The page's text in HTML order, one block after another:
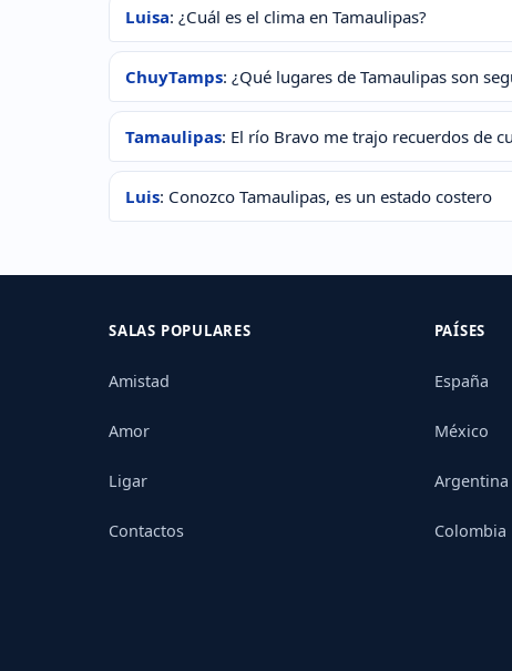
Luisa: ¿Cuál es el clima en Tamaulipas?
ChuyTamps: ¿Qué lugares de Tamaulipas son
Tamaulipas: El río Bravo me trajo recuerdos de
Luis: Conozco Tamaulipas, es un estado costero
SALAS POPULARES
Amistad
Amor
Ligar
Contactos
PAÍSES
España
México
Argentina
Colombia